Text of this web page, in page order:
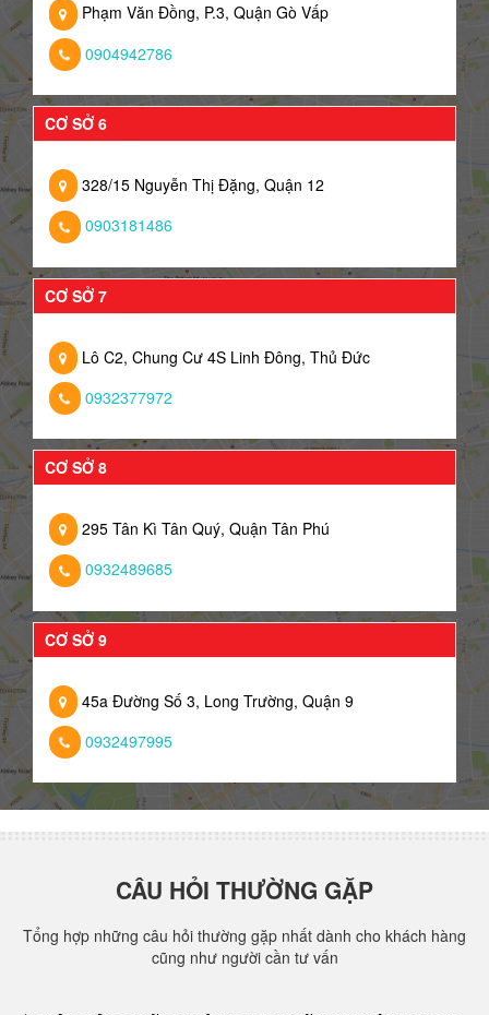
Phạm Văn Đồng, P.3, Quận Gò Vấp
0904942786
CƠ SỞ 6
328/15 Nguyễn Thị Đặng, Quận 12
0903181486
CƠ SỞ 7
Lô C2, Chung Cư 4S Linh Đông, Thủ Đức
0932377972
CƠ SỞ 8
295 Tân Kì Tân Quý, Quận Tân Phú
0932489685
CƠ SỞ 9
45a Đường Số 3, Long Trường, Quận 9
0932497995
CÂU HỎI THƯỜNG GẶP
Tổng hợp những câu hỏi thường gặp nhất dành cho khách hàng
cũng như người cần tư vấn